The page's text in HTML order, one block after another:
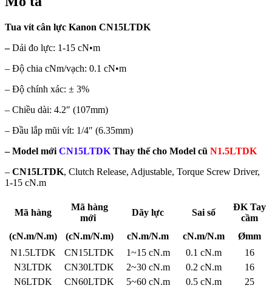
Tua vít cân lực Kanon CN15LTDK
–Dải đo lực: 1-15 cN•m
– Độ chia cNm/vạch: 0.1 cN•m
– Độ chính xác: ± 3%
– Chiều dài: 4.2″ (107mm)
– Đầu lắp mũi vít: 1/4″ (6.35mm)
– Model mới CN15LTDK Thay thế cho Model cũ N1.5LTDK
– CN15LTDK, Clutch Release, Adjustable, Torque Screw Driver,
1-15 cN.m
Mã hàng
Mã hàng
mới
Dãy lực Sai số
ĐK Tay
cầm
(cN.m/N.m)
(cN.m/N.m) cN.m/N.m cN.m/N.m
Ømm
N1.5LTDK
CN15LTDK 1~15 cN.m 0.1 cN.m
16
N3LTDK
CN30LTDK 2~30 cN.m 0.2 cN.m
16
N6LTDK
CN60LTDK 5~60 cN.m 0.5 cN.m
25